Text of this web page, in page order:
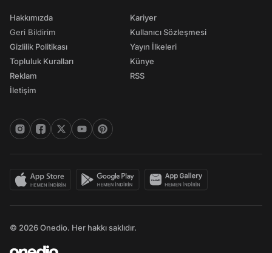
Hakkımızda
Geri Bildirim
Gizlilik Politikası
Topluluk Kuralları
Reklam
İletişim
Kariyer
Kullanıcı Sözleşmesi
Yayın İlkeleri
Künye
RSS
© 2026 Onedio. Her hakkı saklıdır.